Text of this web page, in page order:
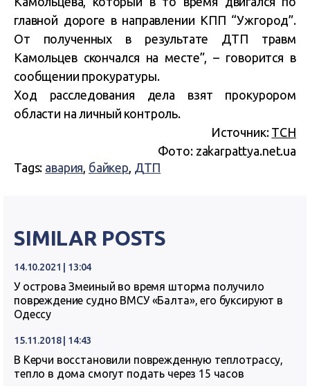
главной дороге в направлении КПП “Ужгород”.
От полученных в результате ДТП травм
Камольцев скончался на месте”, – говорится в
сообщении прокуратуры.
Ход расследования дела взят прокурором
области на личный контроль.
Источник: ТСН
Фото: zakarpattya.net.ua
Tags: авария, байкер, ДТП
SIMILAR POSTS
14.10.2021 | 13:04
У острова Змеиный во время шторма получило
повреждение судно ВМСУ «Балта», его буксируют в
Одессу
15.11.2018 | 14:43
В Керчи восстановили поврежденную теплотрассу,
тепло в дома смогут подать через 15 часов